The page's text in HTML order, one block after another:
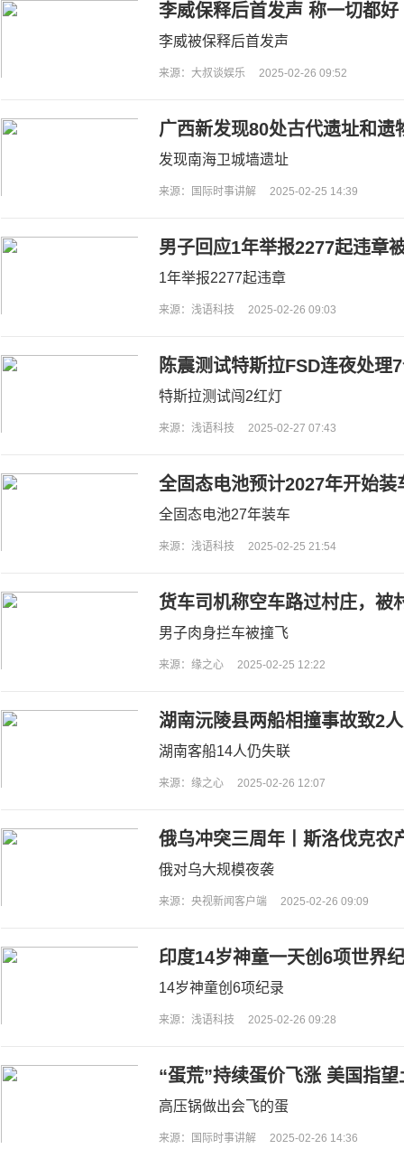
李威保释后首发声 称一切都好
李威被保释后首发声
来源：大叔谈娱乐 2025-02-26 09:52
广西新发现80处古代遗址和遗
发现南海卫城墙遗址
来源：国际时事讲解 2025-02-25 14:39
男子回应1年举报2277起违章
直拍下去
1年举报2277起违章
来源：浅语科技 2025-02-26 09:03
陈震测试特斯拉FSD连夜处理
任人！
特斯拉测试闯2红灯
来源：浅语科技 2025-02-27 07:43
全固态电池预计2027年开始
全固态电池27年装车
来源：浅语科技 2025-02-25 21:54
货车司机称空车路过村庄，被
元；福建南安水头镇：将派人
男子肉身拦车被撞飞
来源：缘之心 2025-02-25 12:22
湖南沅陵县两船相撞事故致2
湖南客船14人仍失联
来源：缘之心 2025-02-26 12:07
俄乌冲突三周年丨斯洛伐克农
力下降
俄对乌大规模夜袭
来源：央视新闻客户端 2025-02-26 09:09
印度14岁神童一天创6项世界
14岁神童创6项纪录
来源：浅语科技 2025-02-26 09:28
“蛋荒”持续蛋价飞涨 美国指
高压锅做出会飞的蛋
来源：国际时事讲解 2025-02-26 14:36